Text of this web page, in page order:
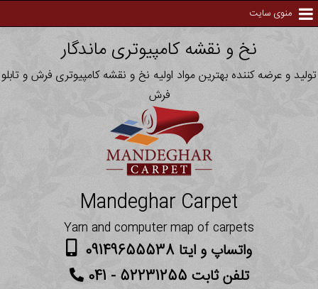
منوی سایت
نخ و نقشه کامپیوتری ماندگار
تولید و عرضه کننده بهترین مواد اولیه نخ و نقشه کامپیوتری فرش و تابلو
فرش
Mandeghar Carpet
Yarn and computer map of carpets
واتساپ و ایتا 09149655538
تلفن ثابت 52231255 - 041